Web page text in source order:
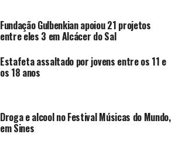
Fundação Gulbenkian apoiou 21 projetos
entre eles 3 em Alcácer do Sal
Estafeta assaltado por jovens entre os 11 e
os 18 anos
Droga e alcool no Festival Músicas do Mundo,
em Sines